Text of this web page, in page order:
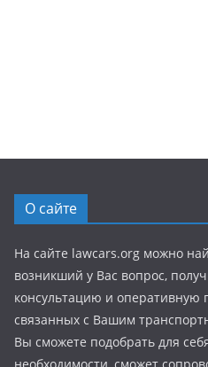
О сайте
На сайте lawcars.org можно
возникший у Вас вопрос,
консультацию и оперативную
связанных с Вашим
Вы сможете подобрать для